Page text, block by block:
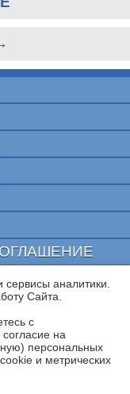
G.Skill Trident Z5
CURATOR
| Свидетельство о
законодательства в сфере
наследия
автора обязательна. Полное
нарушением
только с согласия
аналитики.
Cайта.
с
на
персональных
и метрических